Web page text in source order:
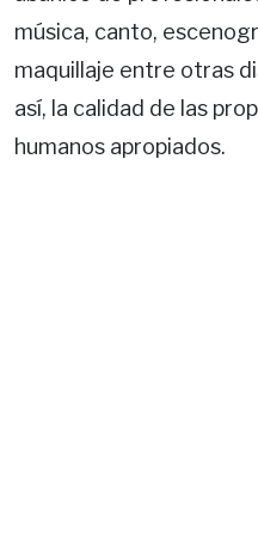
música, canto,
maquillaje entre otras
así, la calidad de las
humanos apropiados.